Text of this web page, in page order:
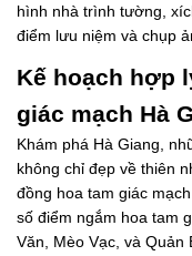
hình nhà trình tường,
điểm lưu niệm và chụp
Kế hoạch hợp
giác mạch Hà
Khám phá Hà Giang,
không chỉ đẹp về thiên
đồng hoa tam giác
số điểm ngắm hoa tam
Văn, Mèo Vạc, và Quản